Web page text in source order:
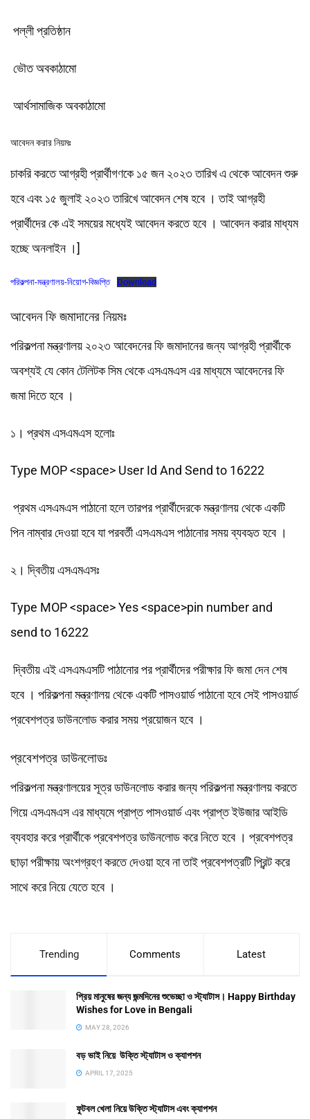
পল্লী প্রতিষ্ঠান
ভৌত অবকাঠামো
আর্থসামাজিক অবকাঠামো
আবেদন করার নিয়মঃ
চাকরি করতে আগ্রহী প্রার্থীগণকে ১৫ জন ২০২৩ তারিখ এ থেকে আবেদন শুরু
হবে এবং ১৫ জুলাই ২০২৩ তারিখে আবেদন শেষ হবে । তাই আগ্রহী
প্রার্থীদের কে এই সময়ের মধ্যেই আবেদন করতে হবে । আবেদন করার মাধ্যম
হচ্ছে অনলাইন ।]
পরিকল্পনা-মন্ত্রণালয়-নিয়োগ-বিজ্ঞপ্তি Download
আবেদন ফি জমাদানের নিয়মঃ
পরিকল্পনা মন্ত্রণালয় ২০২৩ আবেদনের ফি জমাদানের জন্য আগ্রহী প্রার্থীকে
অবশ্যই যে কোন টেলিটক সিম থেকে এসএমএস এর মাধ্যমে আবেদনের ফি
জমা দিতে হবে ।
১। প্রথম এসএমএস হলোঃ
Type MOP <space> User Id And Send to 16222
প্রথম এসএমএস পাঠানো হলে তারপর প্রার্থীদেরকে মন্ত্রণালয় থেকে একটি
পিন নাম্বার দেওয়া হবে যা পরবর্তী এসএমএস পাঠানোর সময় ব্যবহৃত হবে ।
২। দ্বিতীয় এসএমএসঃ
Type MOP <space> Yes <space>pin number and
send to 16222
দ্বিতীয় এই এসএমএসটি পাঠানোর পর প্রার্থীদের পরীক্ষার ফি জমা দেন শেষ
হবে । পরিকল্পনা মন্ত্রণালয় থেকে একটি পাসওয়ার্ড পাঠানো হবে সেই পাসওয়ার্ড
প্রবেশপত্র ডাউনলোড করার সময় প্রয়োজন হবে ।
প্রবেশপত্র ডাউনলোডঃ
পরিকল্পনা মন্ত্রণালয়ের সূত্র ডাউনলোড করার জন্য পরিকল্পনা মন্ত্রণালয় করতে
গিয়ে এসএমএস এর মাধ্যমে প্রাপ্ত পাসওয়ার্ড এবং প্রাপ্ত ইউজার আইডি
ব্যবহার করে প্রার্থীকে প্রবেশপত্র ডাউনলোড করে নিতে হবে । প্রবেশপত্র
ছাড়া পরীক্ষায় অংশগ্রহণ করতে দেওয়া হবে না তাই প্রবেশপত্রটি প্রিন্ট করে
সাথে করে নিয়ে যেতে হবে ।
Trending Comments Latest
প্রিয় মানুষের জন্য জন্মদিনের শুভেচ্ছা ও স্ট্যাটাস। Happy Birthday
Wishes for Love in Bengali
MAY 28, 2026
বড় ভাই নিয়ে উক্তি স্ট্যাটাস ও ক্যাপশন
APRIL 17, 2025
ফুটবল খেলা নিয়ে উক্তি স্ট্যাটাস এবং ক্যাপশন